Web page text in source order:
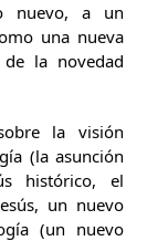
nuevo, a un
una nueva
la novedad
la visión
(la asunción
histórico, el
un nuevo
(un nuevo